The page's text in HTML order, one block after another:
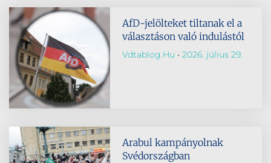
AfD-jelölteket tiltanak el a
választáson való indulástól
Vdtablog.hu 2026. július 29.
Arabul kampányolnak
Svédországban